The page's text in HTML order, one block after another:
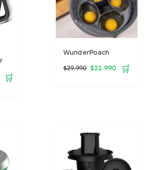
🛒
WunderPoach
$29.990 El
$29.990.
$21.990El 🛒